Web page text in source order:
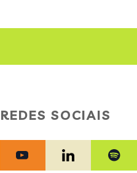
SOCIAIS